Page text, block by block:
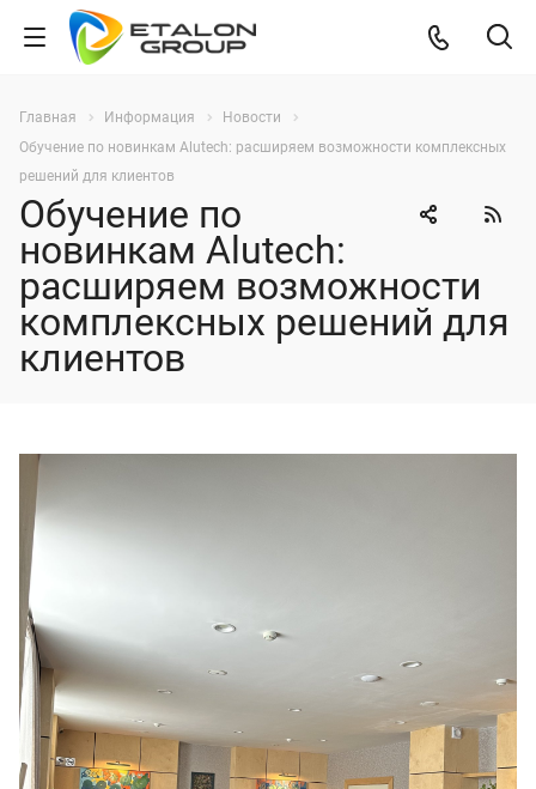
Главная Информация
Новости
Обучение по новинкам Alutech: расширяем возможности комплексных
решений для клиентов
Обучение по
новинкам Alutech:
расширяем возможности
комплексных решений для
клиентов